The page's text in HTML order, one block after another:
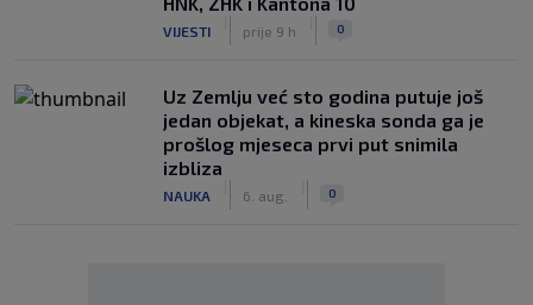
VIJESTI prije 9 h 0
Uz Zemlju već sto godina putuje još
jedan objekat, a kineska sonda ga je
prošlog mjeseca prvi put snimila
izbliza
NAUKA 6. aug. 0